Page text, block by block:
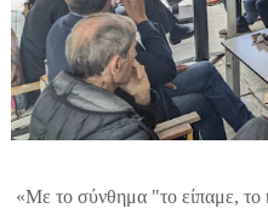
«Με το σύνθημα "το είπαμε, το